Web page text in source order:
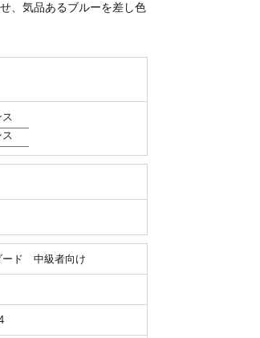
、気品あるブルーを差し色
ド 中級者向け